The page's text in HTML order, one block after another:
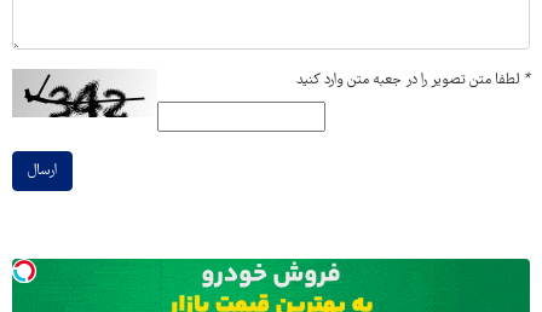
* لطفا متن تصویر را در جعبه متن وارد کنید
ارسال